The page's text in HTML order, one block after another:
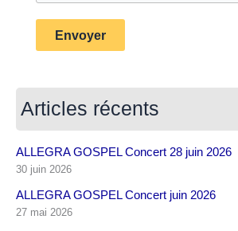
Envoyer
Articles récents
ALLEGRA GOSPEL Concert 28 juin 2026
30 juin 2026
ALLEGRA GOSPEL Concert juin 2026
27 mai 2026